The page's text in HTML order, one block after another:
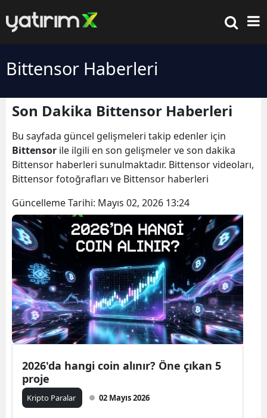
Bittensor Haberleri
Son Dakika Bittensor Haberleri
Bu sayfada güncel gelişmeleri takip edenler için
Bittensor ile ilgili en son gelişmeler ve son dakika
Bittensor haberleri sunulmaktadır. Bittensor videoları,
Bittensor fotoğrafları ve Bittensor haberleri
Güncelleme Tarihi: Mayıs 02, 2026 13:24
2026'da hangi coin alınır? Öne çıkan 5
proje
Kripto Paralar 02 Mayıs 2026